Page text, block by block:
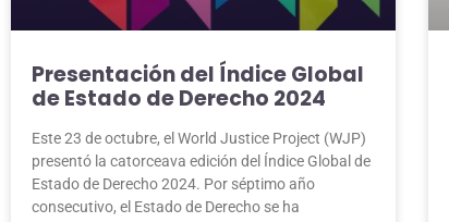
Presentación del Índice Global
de Estado de Derecho 2024
Este 23 de octubre, el World Justice Project (WJP)
presentó la catorceava edición del Índice Global de
Estado de Derecho 2024. Por séptimo año
consecutivo, el Estado de Derecho se ha